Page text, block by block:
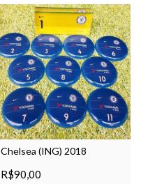
Chelsea (ING) 2018
R$90,00